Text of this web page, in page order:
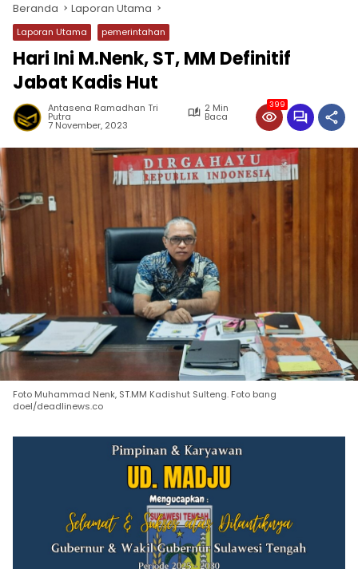
Beranda Laporan Utama
Laporan Utama pemerintahan
Hari Ini M.Nenk, ST, MM Definitif
Jabat Kadis Hut
Antasena Ramadhan Tri
Putra
2 Min
Baca
7 November, 2023
399
Foto Muhammad Nenk, ST.MM Kadishut Sulteng. Foto bang
doel/deadlinews.co